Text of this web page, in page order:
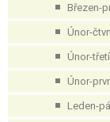
Březen-
Únor-
Únor-
Únor-
Leden-